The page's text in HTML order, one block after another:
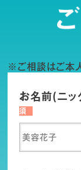
※ご相談はご本
お名前(ニッ
須